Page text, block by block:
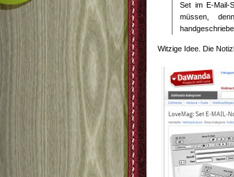
Set im E-Mail-
müssen,
Witzige Idee. Die